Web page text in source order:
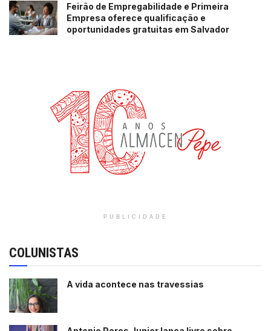
Feirão de Empregabilidade e Primeira
Empresa oferece qualificação e
oportunidades gratuitas em Salvador
PUBLICIDADE
COLUNISTAS
A vida acontece nas travessias